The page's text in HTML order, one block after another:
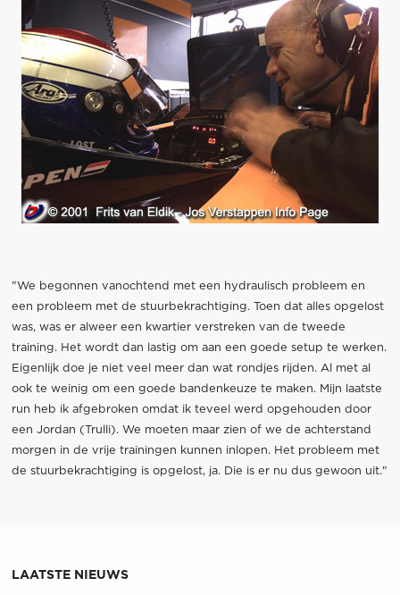
"We begonnen vanochtend met een hydraulisch probleem en
een probleem met de stuurbekrachtiging. Toen dat alles opgelost
was, was er alweer een kwartier verstreken van de tweede
training. Het wordt dan lastig om aan een goede setup te werken.
Eigenlijk doe je niet veel meer dan wat rondjes rijden. Al met al
ook te weinig om een goede bandenkeuze te maken. Mijn laatste
run heb ik afgebroken omdat ik teveel werd opgehouden door
een Jordan (Trulli). We moeten maar zien of we de achterstand
morgen in de vrije trainingen kunnen inlopen. Het probleem met
de stuurbekrachtiging is opgelost, ja. Die is er nu dus gewoon uit."
LAATSTE NIEUWS